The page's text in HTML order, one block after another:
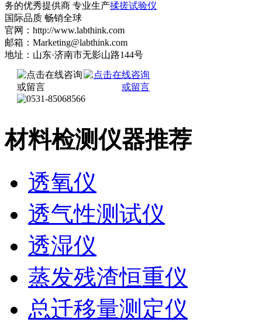
务的优秀提供商 专业生产揉搓试验仪
国际品质 畅销全球
官网：http://www.labthink.com
邮箱：Marketing@labthink.com
地址：山东·济南市无影山路144号
材料检测仪器推荐
透氧仪
透气性测试仪
透湿仪
蒸发残渣恒重仪
总迁移量测定仪